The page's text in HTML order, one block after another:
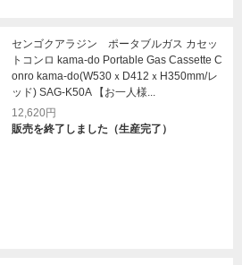
センゴクアラジン ポータブルガス カセッ
トコンロ kama-do Portable Gas Cassette C
onro kama-do(W530ｘD412ｘH350mm/レ
ッド) SAG-K50A 【お一人様...
12,620円
販売を終了しました（生産完了）